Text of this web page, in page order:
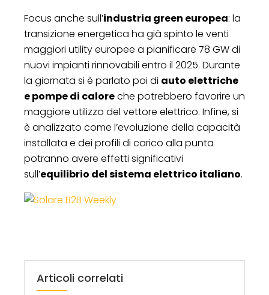
Focus anche sull’industria green europea: la
transizione energetica ha già spinto le venti
maggiori utility europee a pianificare 78 GW di
nuovi impianti rinnovabili entro il 2025. Durante
la giornata si è parlato poi di auto elettriche
e pompe di caloreche potrebbero favorire un
maggiore utilizzo del vettore elettrico. Infine, si
è analizzato come l’evoluzione della capacità
installata e dei profili di carico alla punta
potranno avere effetti significativi
sull’equilibrio del sistema elettrico italiano.
Articoli correlati